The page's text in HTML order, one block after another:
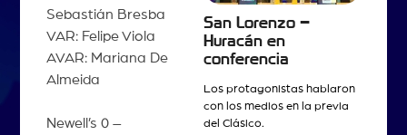
Sebastián Bresba
VAR: Felipe Viola
AVAR: Mariana De
Almeida
Newell’s 0 –
San Lorenzo –
Huracán en
conferencia
Los protagonistas hablaron
con los medios en la previa
del Clásico.